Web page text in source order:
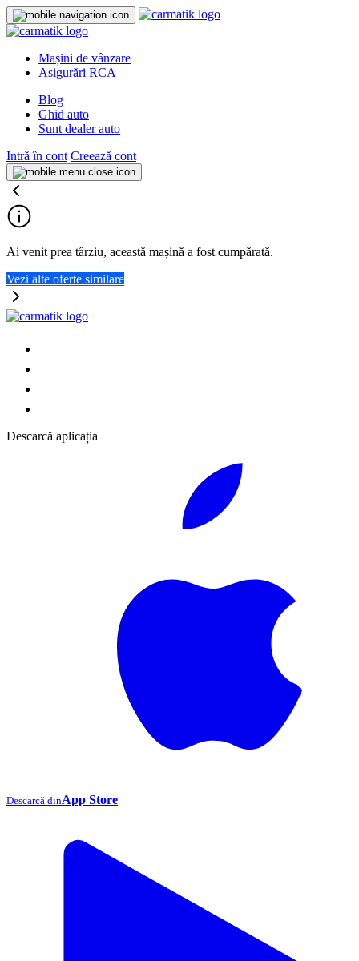
Mașini de vânzare
Asigurări RCA
Blog
Ghid auto
Sunt dealer auto
Intră în cont Creează cont
Ai venit prea târziu, această mașină a fost cumpărată.
Vezi alte oferte similare
Descarcă aplicația
Descarcă dinApp Store